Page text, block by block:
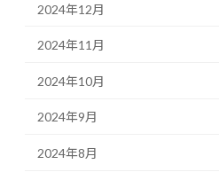
2024年12月
2024年11月
2024年10月
2024年9月
2024年8月